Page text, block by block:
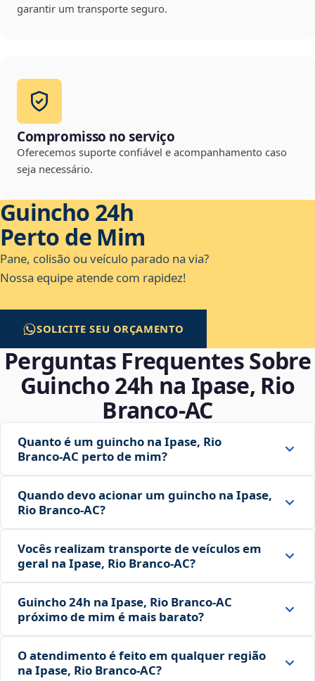
garantir um transporte seguro.
Compromisso no serviço
Oferecemos suporte confiável e acompanhamento caso
seja necessário.
Guincho 24h
Perto de Mim
Pane, colisão ou veículo parado na via?
Nossa equipe atende com rapidez!
SOLICITE SEU ORÇAMENTO
Perguntas Frequentes Sobre
Guincho 24h na Ipase, Rio
Branco‑AC
Quanto é um guincho na Ipase, Rio
Branco‑AC perto de mim?
Quando devo acionar um guincho na Ipase,
Rio Branco‑AC?
Vocês realizam transporte de veículos em
geral na Ipase, Rio Branco‑AC?
Guincho 24h na Ipase, Rio Branco‑AC
próximo de mim é mais barato?
O atendimento é feito em qualquer região
na Ipase, Rio Branco‑AC?